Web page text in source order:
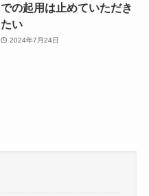
での起用は止めていただき
たい
2024年7月24日